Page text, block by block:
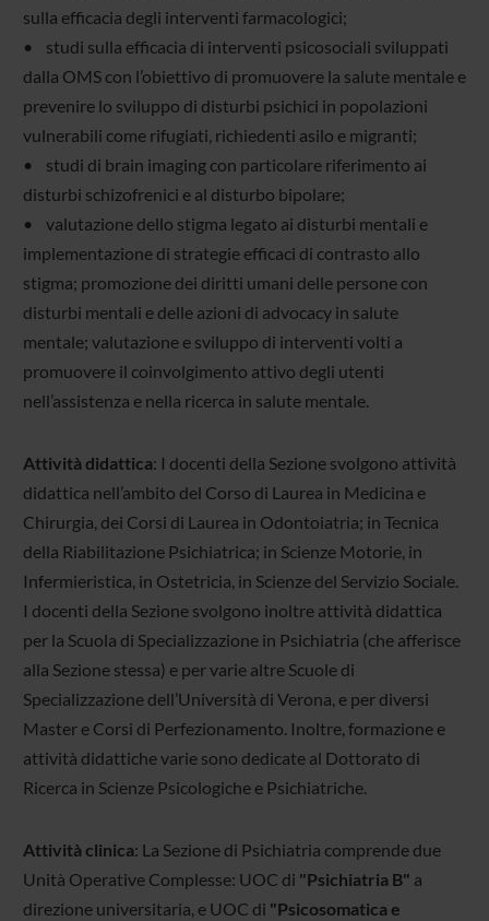
sulla efficacia degli interventi farmacologici;
• studi sulla efficacia di interventi psicosociali sviluppati
dalla OMS con l’obiettivo di promuovere la salute mentale e
prevenire lo sviluppo di disturbi psichici in popolazioni
vulnerabili come rifugiati, richiedenti asilo e migranti;
• studi di brain imaging con particolare riferimento ai
disturbi schizofrenici e al disturbo bipolare;
• valutazione dello stigma legato ai disturbi mentali e
implementazione di strategie efficaci di contrasto allo
stigma; promozione dei diritti umani delle persone con
disturbi mentali e delle azioni di advocacy in salute
mentale; valutazione e sviluppo di interventi volti a
promuovere il coinvolgimento attivo degli utenti
nell’assistenza e nella ricerca in salute mentale.
Attività didattica: I docenti della Sezione svolgono attività
didattica nell’ambito del Corso di Laurea in Medicina e
Chirurgia, dei Corsi di Laurea in Odontoiatria; in Tecnica
della Riabilitazione Psichiatrica; in Scienze Motorie, in
Infermieristica, in Ostetricia, in Scienze del Servizio Sociale.
I docenti della Sezione svolgono inoltre attività didattica
per la Scuola di Specializzazione in Psichiatria (che afferisce
alla Sezione stessa) e per varie altre Scuole di
Specializzazione dell’Università di Verona, e per diversi
Master e Corsi di Perfezionamento. Inoltre, formazione e
attività didattiche varie sono dedicate al Dottorato di
Ricerca in Scienze Psicologiche e Psichiatriche.
Attività clinica: La Sezione di Psichiatria comprende due
Unità Operative Complesse: UOC di "Psichiatria B" a
direzione universitaria, e UOC di "Psicosomatica e